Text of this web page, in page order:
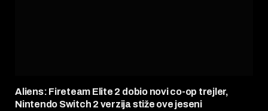
Aliens: Fireteam Elite 2 dobio novi co-op trejler,
Nintendo Switch 2 verzija stiže ove jeseni